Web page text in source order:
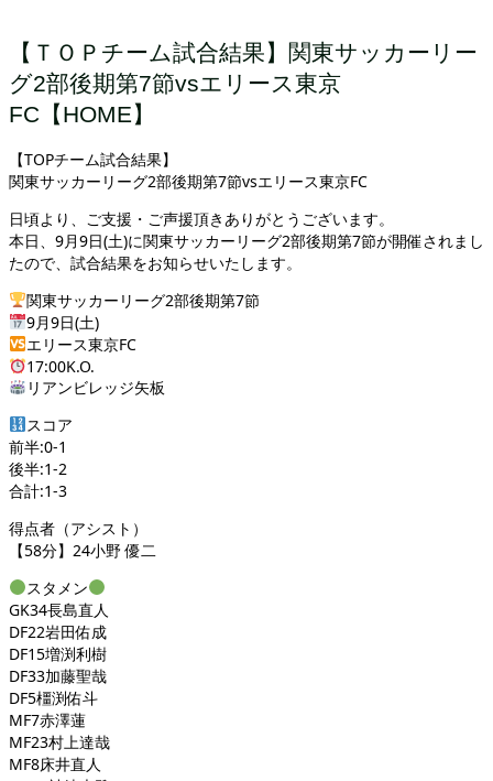
【ＴＯＰチーム試合結果】関東サッカーリー
グ2部後期第7節vsエリース東京
FC【HOME】
【TOPチーム試合結果】
関東サッカーリーグ2部後期第7節vsエリース東京FC
日頃より、ご支援・ご声援頂きありがとうございます。
本日、9月9日(土)に関東サッカーリーグ2部後期第7節が開催されまし
たので、試合結果をお知らせいたします。
関東サッカーリーグ2部後期第7節
9月9日(土)
エリース東京FC
17:00K.O.
リアンビレッジ矢板
スコア
前半:0-1
後半:1-2
合計:1-3
得点者（アシスト）
【58分】24小野 優二
スタメン
GK34長島直人
DF22岩田佑成
DF15増渕利樹
DF33加藤聖哉
DF5橿渕佑斗
MF7赤澤蓮
MF23村上達哉
MF8床井直人